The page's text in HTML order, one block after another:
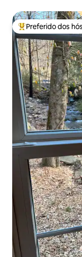
Entre os melhores
Preferido dos